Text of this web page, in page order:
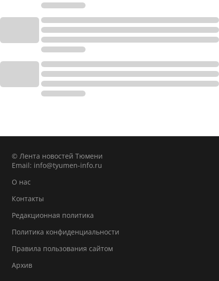
© Лента новостей Тюмени
Email: info@tyumen-info.ru
О нас
Контакты
Редакционная политика
Политика конфиденциальности
Правила пользования сайтом
Архив